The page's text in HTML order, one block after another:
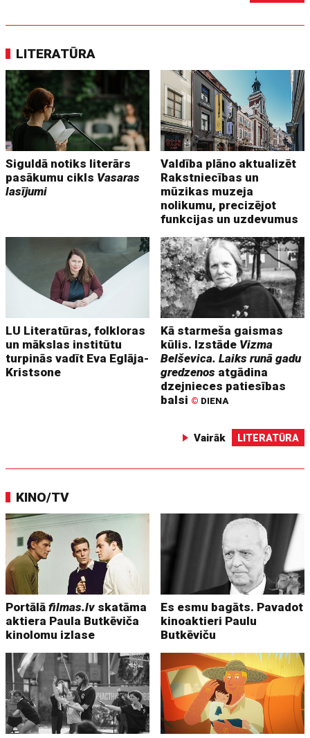
LITERATŪRA
Siguldā notiks literārs
pasākumu cikls Vasaras
lasījumi
Valdība plāno aktualizēt
Rakstniecības un
mūzikas muzeja
nolikumu, precizējot
funkcijas un uzdevumus
LU Literatūras, folkloras
un mākslas institūtu
turpinās vadīt Eva Eglāja-
Kristsone
Kā starmeša gaismas
kūlis. Izstāde Vizma
Belševica. Laiks runā gadu
gredzenos atgādina
dzejnieces patiesības
balsi © DIENA
Vairāk LITERATŪRA
KINO/TV
Portālāfilmas.lv skatāma
aktiera Paula Butkēviča
kinolomu izlase
Es esmu bagāts. Pavadot
kinoaktieri Paulu
Butkēviču